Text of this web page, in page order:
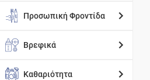
Προσωπική Φροντίδα
Βρεφικά
Καθαριότητα